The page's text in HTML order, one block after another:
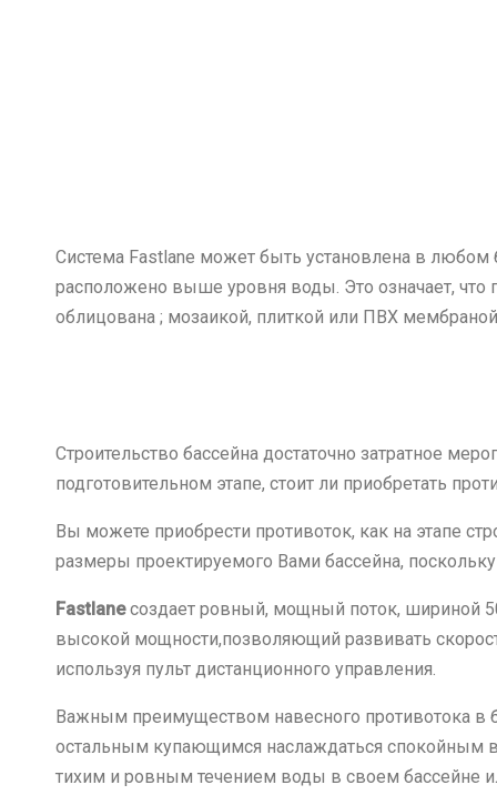
Система Fastlane может быть установлена в любом
расположено выше уровня воды. Это означает, что
облицована ; мозаикой, плиткой или ПВХ
Строительство бассейна достаточно затратное
подготовительном этапе, стоит ли приобретать
Вы можете приобрести противоток, как на этапе
размеры проектируемого Вами бассейна,
Fastlaneсоздает ровный, мощный поток, шириной
высокой мощности,позволяющий развивать
используя пульт дистанционного управления.
Важным преимуществом навесного противотока в
остальным купающимся наслаждаться спокойным
тихим и ровным течением воды в своем бассейне